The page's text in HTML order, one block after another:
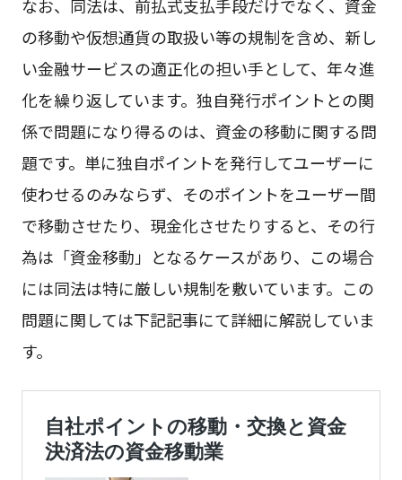
なお、同法は、前払式支払手段だけでなく、資金
の移動や仮想通貨の取扱い等の規制を含め、新し
い金融サービスの適正化の担い手として、年々進
化を繰り返しています。独自発行ポイントとの関
係で問題になり得るのは、資金の移動に関する問
題です。単に独自ポイントを発行してユーザーに
使わせるのみならず、そのポイントをユーザー間
で移動させたり、現金化させたりすると、その行
為は「資金移動」となるケースがあり、この場合
には同法は特に厳しい規制を敷いています。この
問題に関しては下記記事にて詳細に解説していま
す。